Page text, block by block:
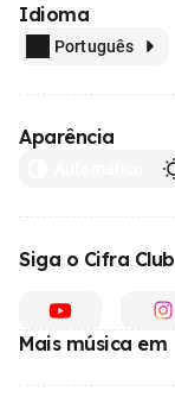
Idioma
Português
Aparência
Siga o Cifra Club
Mais música em